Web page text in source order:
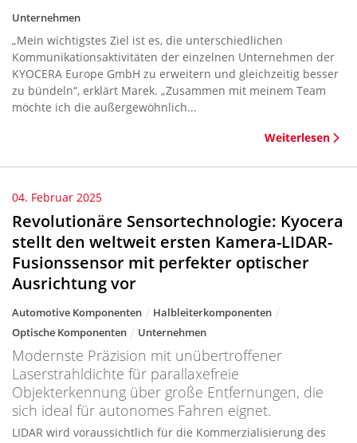
Unternehmen
„Mein wichtigstes Ziel ist es, die unterschiedlichen
Kommunikationsaktivitäten der einzelnen Unternehmen der
KYOCERA Europe GmbH zu erweitern und gleichzeitig besser
zu bündeln“, erklärt Marek. „Zusammen mit meinem Team
möchte ich die außergewöhnlich...
Weiterlesen
04. Februar 2025
Revolutionäre Sensortechnologie: Kyocera
stellt den weltweit ersten Kamera-LIDAR-
Fusionssensor mit perfekter optischer
Ausrichtung vor
Automotive Komponenten
Halbleiterkomponenten
Optische Komponenten
Unternehmen
Modernste Präzision mit unübertroffener
Laserstrahldichte für parallaxefreie
Objekterkennung über große Entfernungen, die
sich ideal für autonomes Fahren eignet.
LIDAR wird voraussichtlich für die Kommerzialisierung des